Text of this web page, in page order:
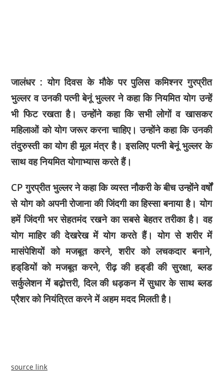
जालंधर : योग दिवस के मौके पर पुलिस कमिश्नर गुरप्रीत
भुल्लर व उनकी पत्नी बेनूं भुल्लर ने कहा कि नियमित योग उन्हें
भी फिट रखता है। उन्होंने कहा कि सभी लोगों व खासकर
महिलाओं को योग जरूर करना चाहिए। उन्होंने कहा कि उनकी
तंदुरुस्ती का योग ही मूल मंत्र है। इसलिए पत्नी बेनूं भुल्लर के
साथ वह नियमित योगाभ्यास करते हैं।
CP गुरप्रीत भुल्लर ने कहा कि व्यस्त नौकरी के बीच उन्होंने वर्षों
से योग को अपनी रोजाना की जिंदगी का हिस्सा बनाया है। योग
हमें जिंदगी भर सेहतमंद रखने का सबसे बेहतर तरीका है। वह
योग माहिर की देखरेख में योग करते हैं। योग से शरीर में
मासंपेशियों को मजबूत करने, शरीर को लचकदार बनाने,
हड्‌डियों को मजबूत करने, रीढ़ की हड्‌डी की सुरक्षा, ब्लड
सर्कुलेशन में बढ़ोत्तरी, दिल की धड़कन में सुधार के साथ ब्लड
प्रैशर को नियंत्रित करने में अहम मदद मिलती है।
source link